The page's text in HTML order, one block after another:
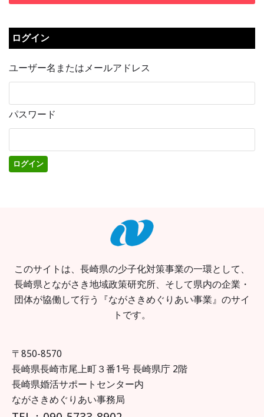
ログイン
ユーザー名またはメールアドレス
パスワード
このサイトは、長崎県の少子化対策事業の一環として、
長崎県とながさき地域政策研究所、そして県内の企業・
団体が協働して行う『ながさきめぐりあい事業』のサイ
トです。
〒850-8570
長崎県長崎市尾上町３番1号 長崎県庁 2階
長崎県婚活サポートセンター内
ながさきめぐりあい事務局